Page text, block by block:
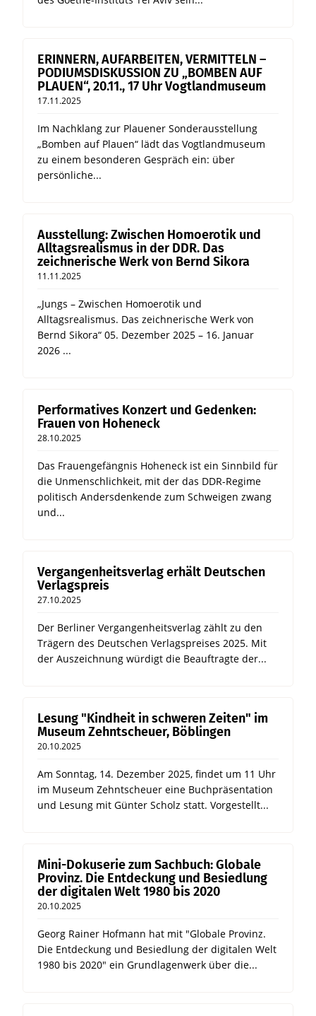
ERINNERN, AUFARBEITEN, VERMITTELN –
PODIUMSDISKUSSION ZU „BOMBEN AUF
PLAUEN“, 20.11., 17 Uhr Vogtlandmuseum
17.11.2025
Im Nachklang zur Plauener Sonderausstellung
„Bomben auf Plauen“ lädt das Vogtlandmuseum
zu einem besonderen Gespräch ein: über
persönliche...
Ausstellung: Zwischen Homoerotik und
Alltagsrealismus in der DDR. Das
zeichnerische Werk von Bernd Sikora
11.11.2025
„Jungs – Zwischen Homoerotik und
Alltagsrealismus. Das zeichnerische Werk von
Bernd Sikora“ 05. Dezember 2025 – 16. Januar
2026 ...
Performatives Konzert und Gedenken:
Frauen von Hoheneck
28.10.2025
Das Frauengefängnis Hoheneck ist ein Sinnbild für
die Unmenschlichkeit, mit der das DDR-Regime
politisch Andersdenkende zum Schweigen zwang
und...
Vergangenheitsverlag erhält Deutschen
Verlagspreis
27.10.2025
Der Berliner Vergangenheitsverlag zählt zu den
Trägern des Deutschen Verlagspreises 2025. Mit
der Auszeichnung würdigt die Beauftragte der...
Lesung "Kindheit in schweren Zeiten" im
Museum Zehntscheuer, Böblingen
20.10.2025
Am Sonntag, 14. Dezember 2025, findet um 11 Uhr
im Museum Zehntscheuer eine Buchpräsentation
und Lesung mit Günter Scholz statt. Vorgestellt...
Mini-Dokuserie zum Sachbuch: Globale
Provinz. Die Entdeckung und Besiedlung
der digitalen Welt 1980 bis 2020
20.10.2025
Georg Rainer Hofmann hat mit "Globale Provinz.
Die Entdeckung und Besiedlung der digitalen Welt
1980 bis 2020" ein Grundlagenwerk über die...